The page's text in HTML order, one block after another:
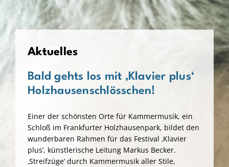
Diskografie
Projekte & Programme
de
en
Aktuelles
Bald gehts los mit ‚Klavier plus‘
Holzhausenschlösschen!
Einer der schönsten Orte für Kammermusik, ein
Schloß im Frankfurter Holzhausenpark, bildet den
wunderbaren Rahmen für das Festival ‚Klavier
plus‘, künstlerische Leitung Markus Becker.
‚Streifzüge‘ durch Kammermusik aller Stile,